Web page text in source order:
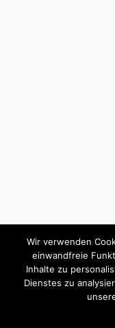
Wir verwenden
einwandfreie
Inhalte zu
Dienstes zu